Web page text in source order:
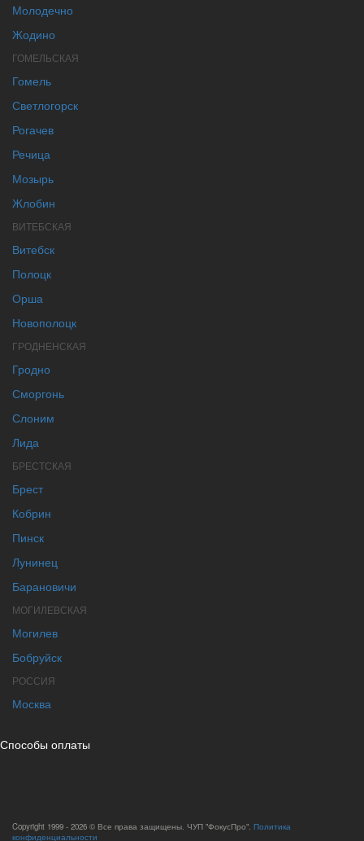
Молодечно
Жодино
ГОМЕЛЬСКАЯ
Гомель
Светлогорск
Рогачев
Речица
Мозырь
Жлобин
ВИТЕБСКАЯ
Витебск
Полоцк
Орша
Новополоцк
ГРОДНЕНСКАЯ
Гродно
Сморгонь
Слоним
Лида
БРЕСТСКАЯ
Брест
Кобрин
Пинск
Лунинец
Барановичи
МОГИЛЕВСКАЯ
Могилев
Бобруйск
РОССИЯ
Москва
Способы оплаты
Copyright 1999 - 2026 © Все права защищены. ЧУП "ФокусПро". Политика
конфиденциальности